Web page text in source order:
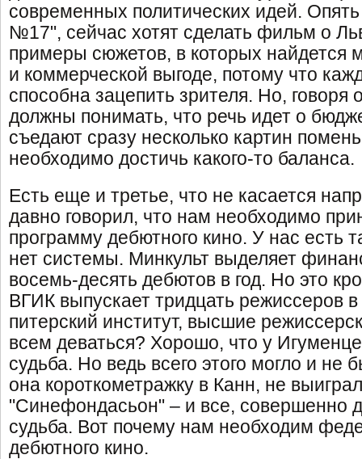
современных политических идей.
№17", сейчас хотят сделать фильм о
примеры сюжетов, в которых найдется
и коммерческой выгоде, потому что
способна зацепить зрителя. Но,
должны понимать, что речь идет о
съедают сразу несколько картин
необходимо достичь какого-то баланса.
Есть еще и третье, что не касается
давно говорил, что нам необходимо
программу дебютного кино. У нас есть
нет системы. Минкульт выделяет
восемь-десять дебютов в год. Но это
ВГИК выпускает тридцать режиссеров
питерский институт, высшие
всем деваться? Хорошо, что у
судьба. Но ведь всего этого могло и не
она короткометражку в Канн, не
"Синефондасьон" – и все, совершенно
судьба. Вот почему нам необходим
дебютного кино.